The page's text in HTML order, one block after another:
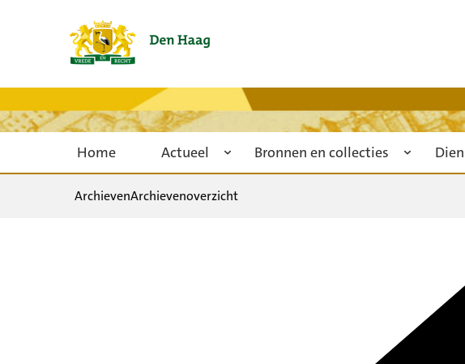
Home Actueel Bronnen en collecties
ArchievenArchievenoverzicht